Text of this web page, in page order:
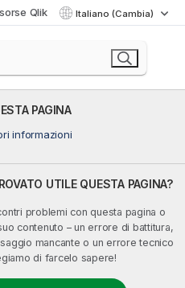
Qlik Italiano (Cambia)
PAGINA
informazioni
UTILE QUESTA PAGINA?
problemi con questa pagina o
contenuto – un errore di battitura,
mancante o un errore tecnico
di farcelo sapere!